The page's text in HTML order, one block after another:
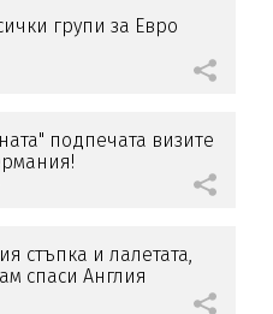
групи за Евро
подпечата визите
стъпка и лалетата,
спаси Англия